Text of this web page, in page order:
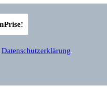
Datenschutzerklärung.